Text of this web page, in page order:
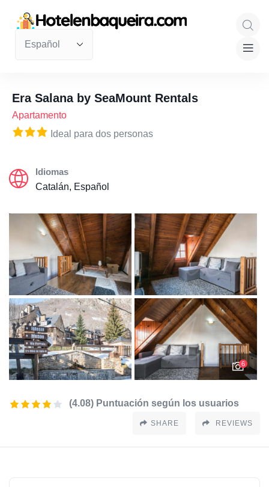
Era Salana by SeaMount Rentals
Apartamento
Ideal para dos personas
Idiomas
Catalán, Español
6
(4.08) Puntuación según los usuarios
SHARE REVIEWS